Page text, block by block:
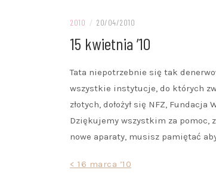
2010 / 20/04/2010
15 kwietnia ’10
Tata niepotrzebnie się tak
wszystkie instytucje, do których
złotych, dołożył się NFZ,
Dziękujemy wszystkim za pomoc,
nowe aparaty, musisz pamiętać
Nawigacja
< 16 marca ’10